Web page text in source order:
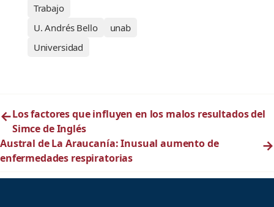
Trabajo
U. Andrés Bello
unab
Universidad
←Los factores que influyen en los malos resultados del
Simce de Inglés
Austral de La Araucanía: Inusual aumento de
enfermedades respiratorias
→